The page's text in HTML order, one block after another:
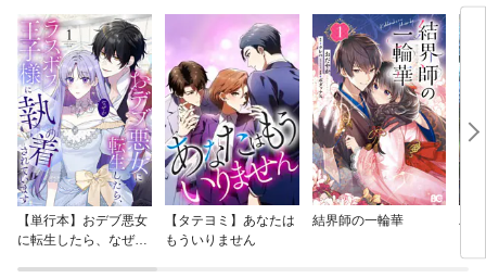
【単行本】おデブ悪女
に転生したら、なぜか
【タテヨミ】あなたは
もういりません
結界師の一輪華
バ
今